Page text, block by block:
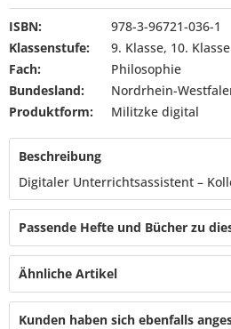
ISBN:
978-3-96721-036-1
Klassenstufe:
9. Klasse, 10. Klasse
Fach:
Philosophie
Bundesland:
Nordrhein-
Produktform:
Militzke digital
Beschreibung
Digitaler Unterrichtsassistent –
Passende Hefte und Bücher zu
Ähnliche Artikel
Kunden haben sich ebenfalls